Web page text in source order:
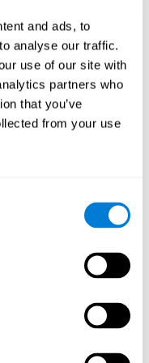
and ads, to
analyse our traffic.
use of our site with
partners who
that you’ve
from your use
habilidades, puede
circuitos neuronales
En el juego
con la